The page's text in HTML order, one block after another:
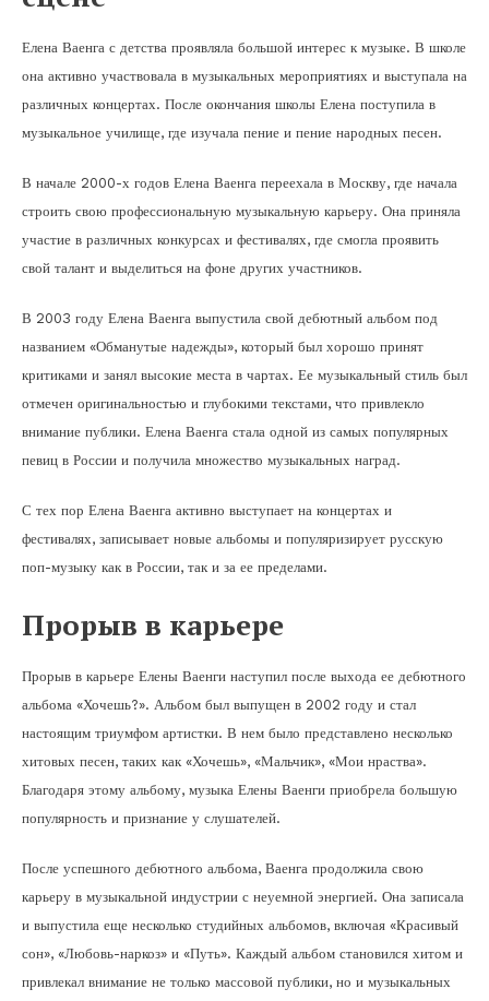
Елена Ваенга с детства проявляла большой интерес к музыке. В школе
она активно участвовала в музыкальных мероприятиях и выступала на
различных концертах. После окончания школы Елена поступила в
музыкальное училище, где изучала пение и пение народных песен.
В начале 2000-х годов Елена Ваенга переехала в Москву, где начала
строить свою профессиональную музыкальную карьеру. Она приняла
участие в различных конкурсах и фестивалях, где смогла проявить
свой талант и выделиться на фоне других участников.
В 2003 году Елена Ваенга выпустила свой дебютный альбом под
названием «Обманутые надежды», который был хорошо принят
критиками и занял высокие места в чартах. Ее музыкальный стиль был
отмечен оригинальностью и глубокими текстами, что привлекло
внимание публики. Елена Ваенга стала одной из самых популярных
певиц в России и получила множество музыкальных наград.
С тех пор Елена Ваенга активно выступает на концертах и
фестивалях, записывает новые альбомы и популяризирует русскую
поп-музыку как в России, так и за ее пределами.
Прорыв в карьере
Прорыв в карьере Елены Ваенги наступил после выхода ее дебютного
альбома «Хочешь?». Альбом был выпущен в 2002 году и стал
настоящим триумфом артистки. В нем было представлено несколько
хитовых песен, таких как «Хочешь», «Мальчик», «Мои нраства».
Благодаря этому альбому, музыка Елены Ваенги приобрела большую
популярность и признание у слушателей.
После успешного дебютного альбома, Ваенга продолжила свою
карьеру в музыкальной индустрии с неуемной энергией. Она записала
и выпустила еще несколько студийных альбомов, включая «Красивый
сон», «Любовь-наркоз» и «Путь». Каждый альбом становился хитом и
привлекал внимание не только массовой публики, но и музыкальных